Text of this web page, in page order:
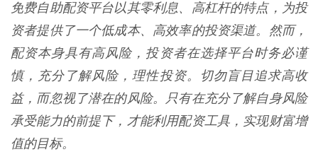
免费自助配资平台以其零利息、高杠杆的特点，为投
资者提供了一个低成本、高效率的投资渠道。然而，
配资本身具有高风险，投资者在选择平台时务必谨
慎，充分了解风险，理性投资。切勿盲目追求高收
益，而忽视了潜在的风险。只有在充分了解自身风险
承受能力的前提下，才能利用配资工具，实现财富增
值的目标。